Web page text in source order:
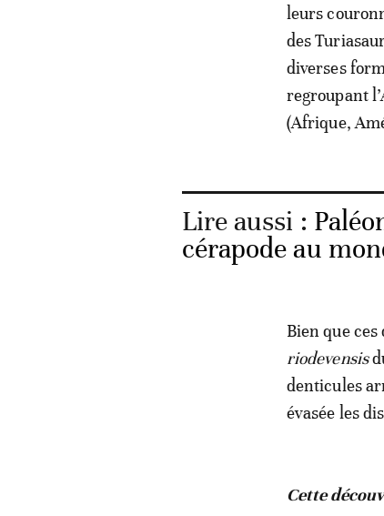
leurs
des
diverses
regroupant
(Afrique,
Lire aussi :
cérapode au
Bien que
riodevensis
denticules
évasée les
Cette